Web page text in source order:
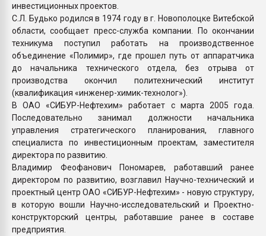
инвестиционных проектов.
С.Л. Будько родился в 1974 году в г. Новополоцке Витебской
области, сообщает пресс-служба компании. По окончании
техникума поступил работать на производственное
объединение «Полимир», где прошел путь от аппаратчика
до начальника технического отдела, без отрыва от
производства окончил политехнический институт
(квалификация «инженер-химик-технолог»).
В ОАО «СИБУР-Нефтехим» работает с марта 2005 года.
Последовательно занимал должности начальника
управления стратегического планирования, главного
специалиста по инвестиционным проектам, заместителя
директора по развитию.
Владимир Феофанович Пономарев, работавший ранее
директором по развитию, возглавил Научно-технический и
проектный центр ОАО «СИБУР-Нефтехим» - новую структуру,
в которую вошли Научно-исследовательский и Проектно-
конструкторский центры, работавшие ранее в составе
предприятия.